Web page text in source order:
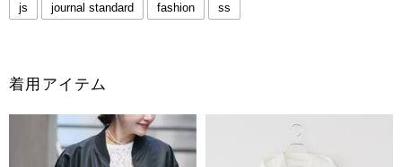
js journal standard fashion ss
着用アイテム